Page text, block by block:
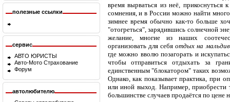
полезные ссылки
сервис
АВТО ЮРИСТЫ
Авто-Мото Страхование
Форум
автолюбителю
время вырваться из неё, прикоснуться
сомнения, и в России можно найти
зимнее время обычно как-то больше
"отогреться", зарядившись солнечной
желание, многие из наших
организовать для себяотдых на
где можно вволю позагорать и
чтобы отправиться отдыхать за
единственным "блокатором" таких
Однако, как показывает практика, при
или иной выход. Например, приобрести
большинстве случаев продаётся по